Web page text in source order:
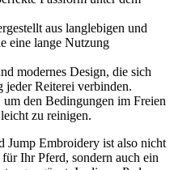
aus langlebigen und
eine lange Nutzung
modernes Design, die sich
jeder Reiterei verbinden.
den Bedingungen im Freien
zu reinigen.
Jump Embroidery ist also nicht
Ihr Pferd, sondern auch ein